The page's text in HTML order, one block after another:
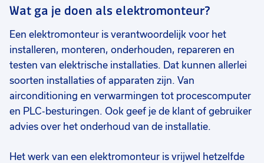
Wat ga je doen als elektromonteur?
Een elektromonteur is verantwoordelijk voor het
installeren, monteren, onderhouden, repareren en
testen van elektrische installaties. Dat kunnen allerlei
soorten installaties of apparaten zijn. Van
airconditioning en verwarmingen tot procescomputer
en PLC-besturingen. Ook geef je de klant of gebruiker
advies over het onderhoud van de installatie.
Het werk van een elektromonteur is vrijwel hetzelfde